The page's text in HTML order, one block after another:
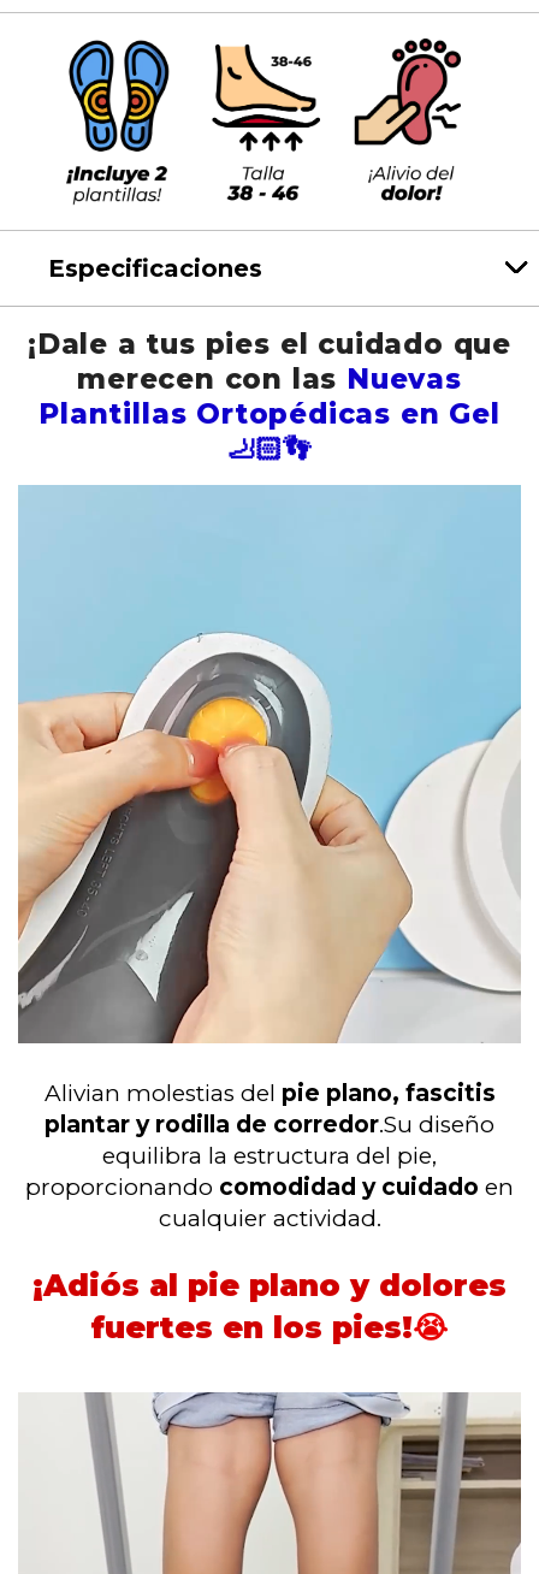
Especificaciones
¡Dale a tus pies el cuidado que
merecen con las Nuevas
Plantillas Ortopédicas en Gel
🦶🏻👣
Alivian molestias del pie plano, fascitis
plantar y rodilla de corredor.Su diseño
equilibra la estructura del pie,
proporcionando comodidad y cuidado en
cualquier actividad.
¡Adiós al pie plano y dolores
fuertes en los pies!😭